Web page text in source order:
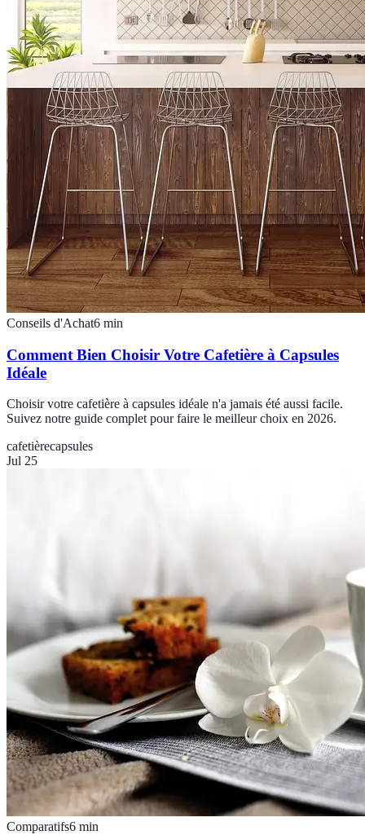
Conseils d'Achat6 min
Comment Bien Choisir Votre Cafetière à Capsules
Idéale
Choisir votre cafetière à capsules idéale n'a jamais été aussi facile.
Suivez notre guide complet pour faire le meilleur choix en 2026.
cafetièrecapsules
Jul 25
Comparatifs6 min